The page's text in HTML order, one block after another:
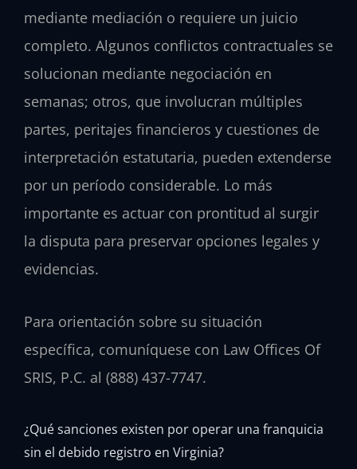
mediante mediación o requiere un juicio
completo. Algunos conflictos contractuales se
solucionan mediante negociación en
semanas; otros, que involucran múltiples
partes, peritajes financieros y cuestiones de
interpretación estatutaria, pueden extenderse
por un período considerable. Lo más
importante es actuar con prontitud al surgir
la disputa para preservar opciones legales y
evidencias.
Para orientación sobre su situación
específica, comuníquese con Law Offices Of
SRIS, P.C. al (888) 437-7747.
¿Qué sanciones existen por operar una franquicia
sin el debido registro en Virginia?